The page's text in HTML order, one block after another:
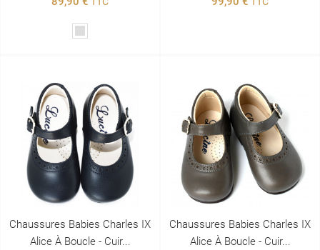
Chaussures Babies Charles IX
Alice À Boucle - Cuir...
Chaussures Babies Charles IX
Alice À Boucle - Cuir...